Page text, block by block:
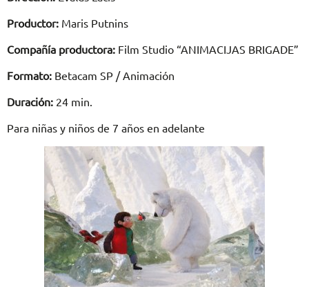
Productor: Maris Putnins
Compañía productora: Film Studio “ANIMACIJAS BRIGADE”
Formato: Betacam SP / Animación
Duración: 24 min.
Para niñas y niños de 7 años en adelante